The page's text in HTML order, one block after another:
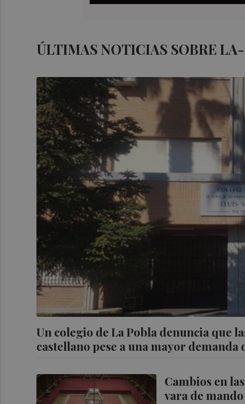
ÚLTIMAS NOTICIAS SOBRE
Un colegio de La Pobla denuncia que
castellano pese a una mayor demanda
Cambios en
vara de